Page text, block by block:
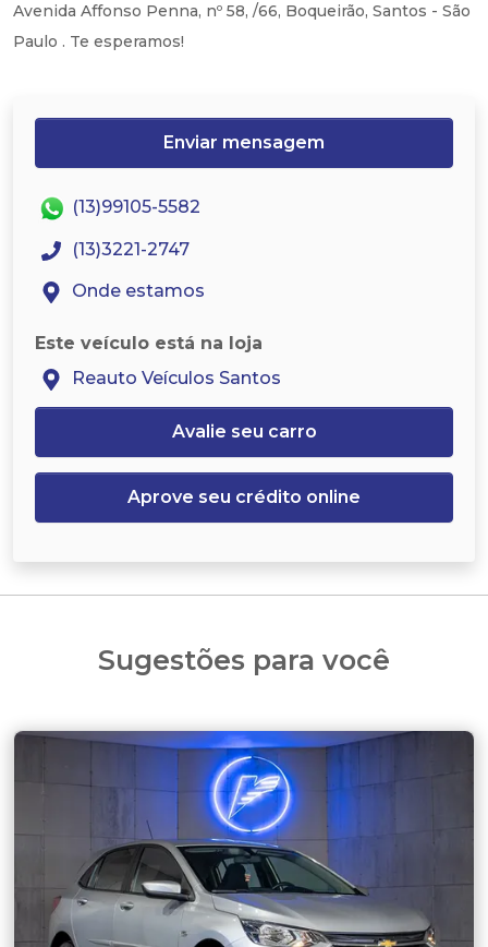
Avenida Affonso Penna, nº 58, /66, Boqueirão, Santos - São
Paulo . Te esperamos!
Enviar mensagem
(13)99105-5582
(13)3221-2747
Onde estamos
Este veículo está na loja
Reauto Veículos Santos
Avalie seu carro
Aprove seu crédito online
Sugestões para você